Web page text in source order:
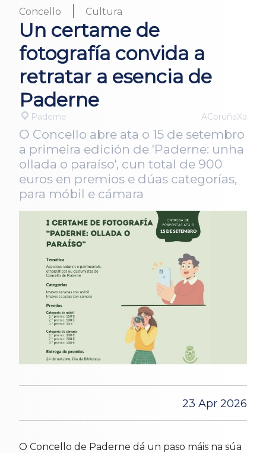
Concello | Cultura
Un certame de
fotografía convida a
retratar a esencia de
Paderne
Paderne ACoruñaXa
O Concello abre ata o 15 de setembro
a primeira edición de 'Paderne: unha
ollada o paraíso', cun total de 900
euros en premios e dúas categorías,
para móbil e cámara
23 Apr 2026
O Concello de Paderne dá un paso máis na súa